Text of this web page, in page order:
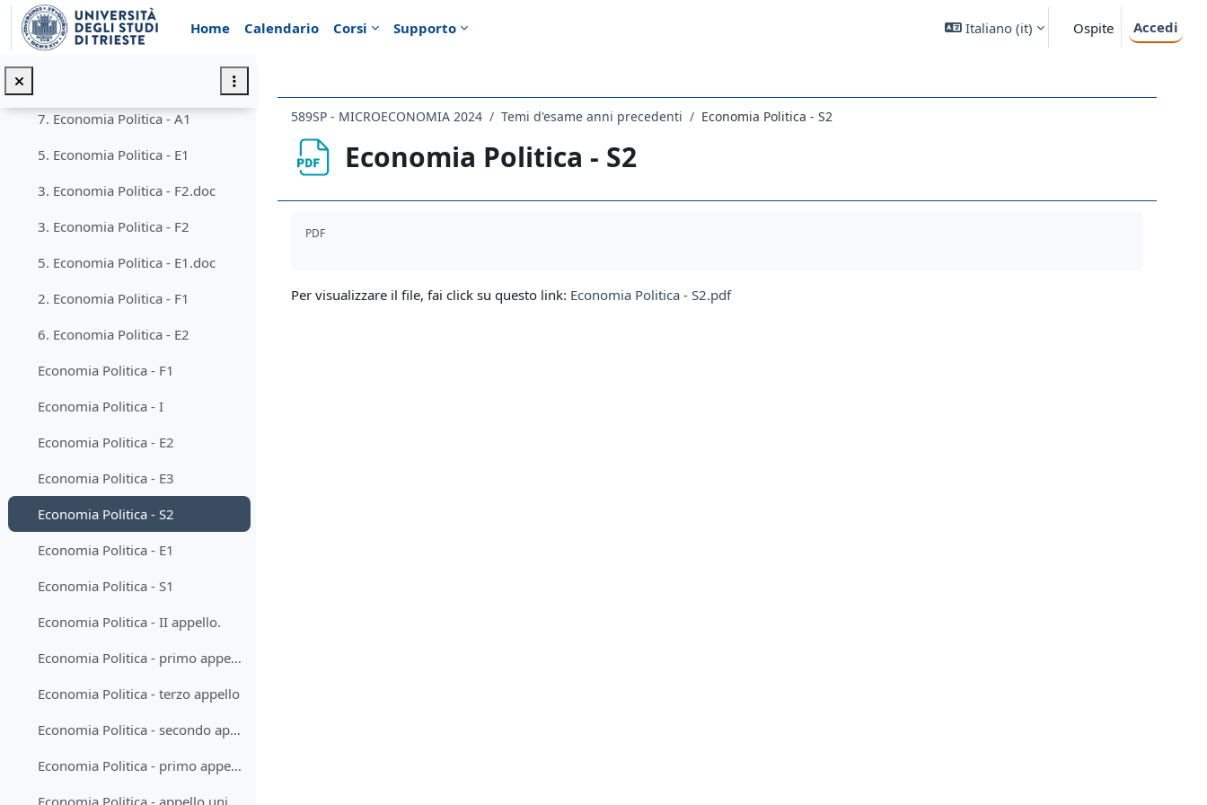
Vai al contenuto principale
Home
Calendario Corsi Supporto Italiano ‎(it)‎ Ospite Accedi
Annunci
Minimizza
Temi d'esame anni precedenti
7. Economia Politica - A1
5. Economia Politica - E1
3. Economia Politica - F2.doc
3. Economia Politica - F2
5. Economia Politica - E1.doc
2. Economia Politica - F1
6. Economia Politica - E2
Economia Politica - F1
Economia Politica - I
Economia Politica - E2
Economia Politica - E3
Economia Politica - S2
Economia Politica - E1
Economia Politica - S1
Economia Politica - II appello.
Economia Politica - primo appello.
Economia Politica - terzo appello
Economia Politica - secondo appello
Economia Politica - primo appello
589SP - MICROECONOMIA 2024 Temi d'esame anni precedenti Economia Politica - S2
Economia Politica - S2
PDF
Per visualizzare il file, fai click su questo link: Economia Politica - S2.pdf